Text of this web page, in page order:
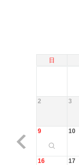
日
2 3
9 10
16 17